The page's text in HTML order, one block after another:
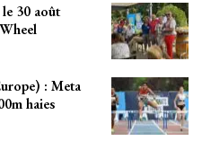
30 août
: Meta
haies